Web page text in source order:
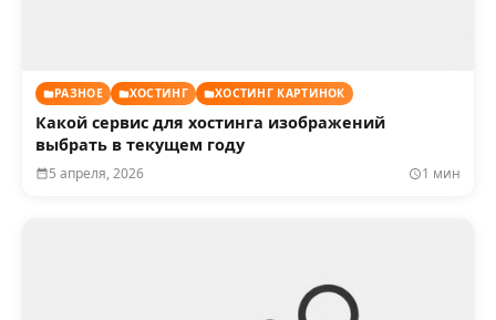
РАЗНОЕ ХОСТИНГ ХОСТИНГ КАРТИНОК
Какой сервис для хостинга изображений
выбрать в текущем году
5 апреля, 2026 1 мин